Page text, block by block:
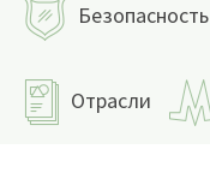
Безопасность
Отрасли